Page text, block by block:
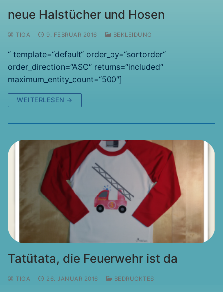
neue Halstücher und Hosen
TIGA 9. FEBRUAR 2016 BEKLEIDUNG
“ template=“default“ order_by=“sortorder“
order_direction=“ASC“ returns=“included“
maximum_entity_count=“500″]
WEITERLESEN →
Tatütata, die Feuerwehr ist da
TIGA 26. JANUAR 2016 BEDRUCKTES